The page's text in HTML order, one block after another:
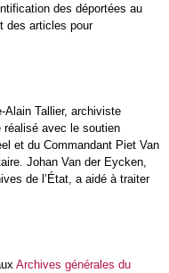
des déportées au
des articles pour
Alain Tallier, archiviste
réalisé avec le soutien
et du Commandant Piet Van
Johan Van der Eycken,
de l’État, a aidé à traiter
Archives générales du